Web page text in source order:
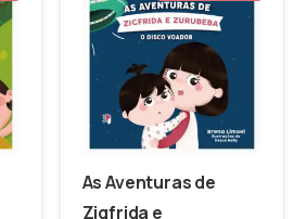
As Aventuras de
Zigfrida e